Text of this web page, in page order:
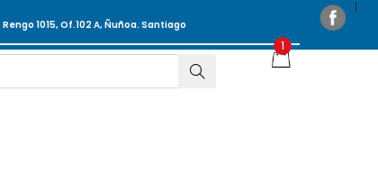
Rengo 1015, Of.102 A, Ñuñoa. Santiago